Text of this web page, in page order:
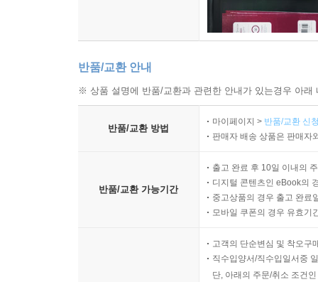
반품/교환 안내
※ 상품 설명에 반품/교환과 관련한 안내가 있는경우 아
반품/교환 방법
마이페이지 > 반품/교환 신
판매자 배송 상품은 판매자
반품/교환 가능기간
출고 완료 후 10일 이내의
디지털 콘텐츠인 eBook의
중고상품의 경우 출고 완료
모바일 쿠폰의 경우 유효기
고객의 단순변심 및 착오구
직수입양서/직수입일서중
단, 아래의 주문/취소 조건